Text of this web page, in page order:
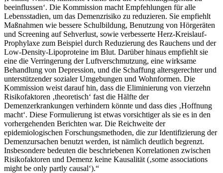
beeinflussen‘. Die Kommission macht Empfehlungen für alle
Lebensstadien, um das Demenzrisiko zu reduzieren. Sie empfiehlt
Maßnahmen wie bessere Schulbildung, Benutzung von Hörgeräten
und Screening auf Sehverlust, sowie verbesserte Herz-Kreislauf-
Prophylaxe zum Beispiel durch Reduzierung des Rauchens und der
Low-Density-Lipoproteine im Blut. Darüber hinaus empfiehlt sie
eine die Verringerung der Luftverschmutzung, eine wirksame
Behandlung von Depression, und die Schaffung altersgerechter und
unterstützender sozialer Umgebungen und Wohnformen. Die
Kommission weist darauf hin, dass die Eliminierung von vierzehn
Risikofaktoren ‚theoretisch‘ fast die Hälfte der
Demenzerkrankungen verhindern könnte und dass dies ‚Hoffnung
macht‘. Diese Formulierung ist etwas vorsichtiger als sie es in den
vorhergehenden Berichten war. Die Reichweite der
epidemiologischen Forschungsmethoden, die zur Identifizierung der
Demenzursachen benutzt werden, ist nämlich deutlich begrenzt.
Insbesondere bedeuten die beschriebenen Korrelationen zwischen
Risikofaktoren und Demenz keine Kausalität (‚some associations
might be only partly causal‘).“